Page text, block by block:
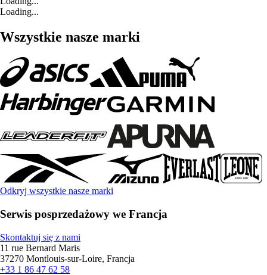
Loading...
Wszystkie nasze marki
Odkryj wszystkie nasze marki
Serwis posprzedażowy we Francja
Skontaktuj się z nami
11 rue Bernard Maris
37270 Montlouis-sur-Loire, Francja
+33 1 86 47 62 58